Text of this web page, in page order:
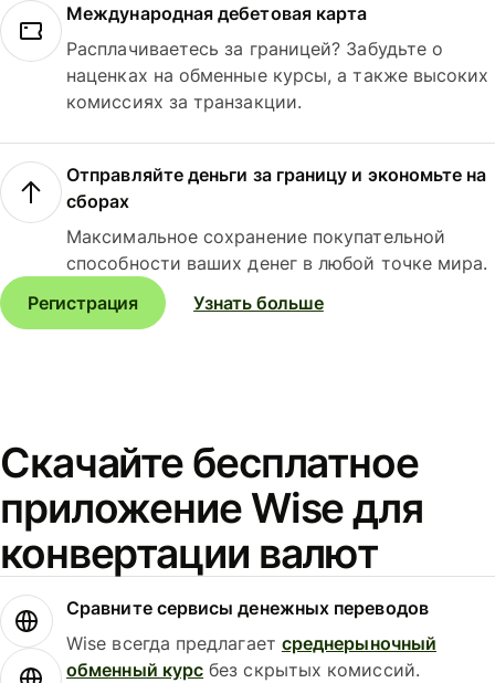
Международная дебетовая карта
Расплачиваетесь за границей? Забудьте о
наценках на обменные курсы, а также высоких
комиссиях за транзакции.
Отправляйте деньги за границу и экономьте на
сборах
Максимальное сохранение покупательной
способности ваших денег в любой точке мира.
Регистрация
Узнать больше
Скачайте бесплатное
приложение Wise для
конвертации валют
Сравните сервисы денежных переводов
Wise всегда предлагает среднерыночный
обменный курс без скрытых комиссий.